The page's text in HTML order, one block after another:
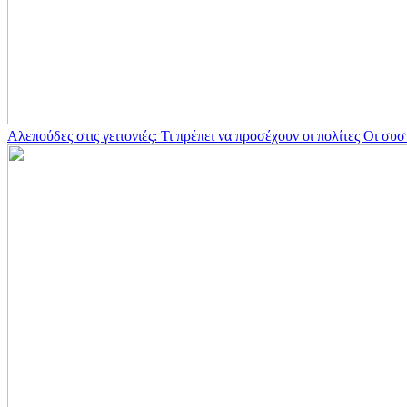
Αλεπούδες στις γειτονιές: Τι πρέπει να προσέχουν οι πολίτες Οι